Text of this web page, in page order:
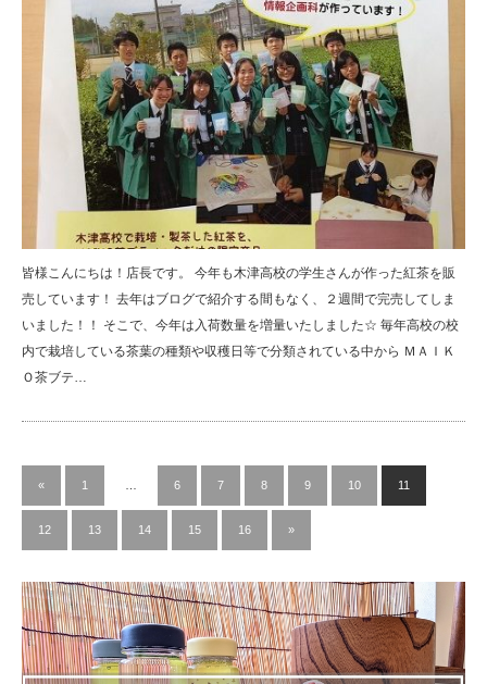
皆様こんにちは！店長です。 今年も木津高校の学生さんが作った紅茶を販
売しています！ 去年はブログで紹介する間もなく、２週間で完売してしま
いました！！ そこで、今年は入荷数量を増量いたしました☆ 毎年高校の校
内で栽培している茶葉の種類や収穫日等で分類されている中から ＭＡＩＫ
Ｏ茶ブテ…
« 1 6 7 8 9 10 11
12 13 14 15 16 »